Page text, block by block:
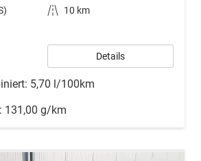
Kilometerstand
10 km
Details
5,70 l/100km
131,00 g/km